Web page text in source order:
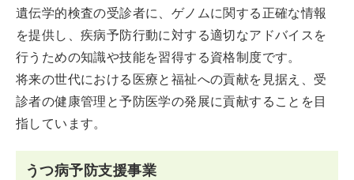
遺伝学的検査の受診者に、ゲノムに関する正確な情報
を提供し、疾病予防行動に対する適切なアドバイスを
行うための知識や技能を習得する資格制度です。
将来の世代における医療と福祉への貢献を見据え、受
診者の健康管理と予防医学の発展に貢献することを目
指しています。
うつ病予防支援事業